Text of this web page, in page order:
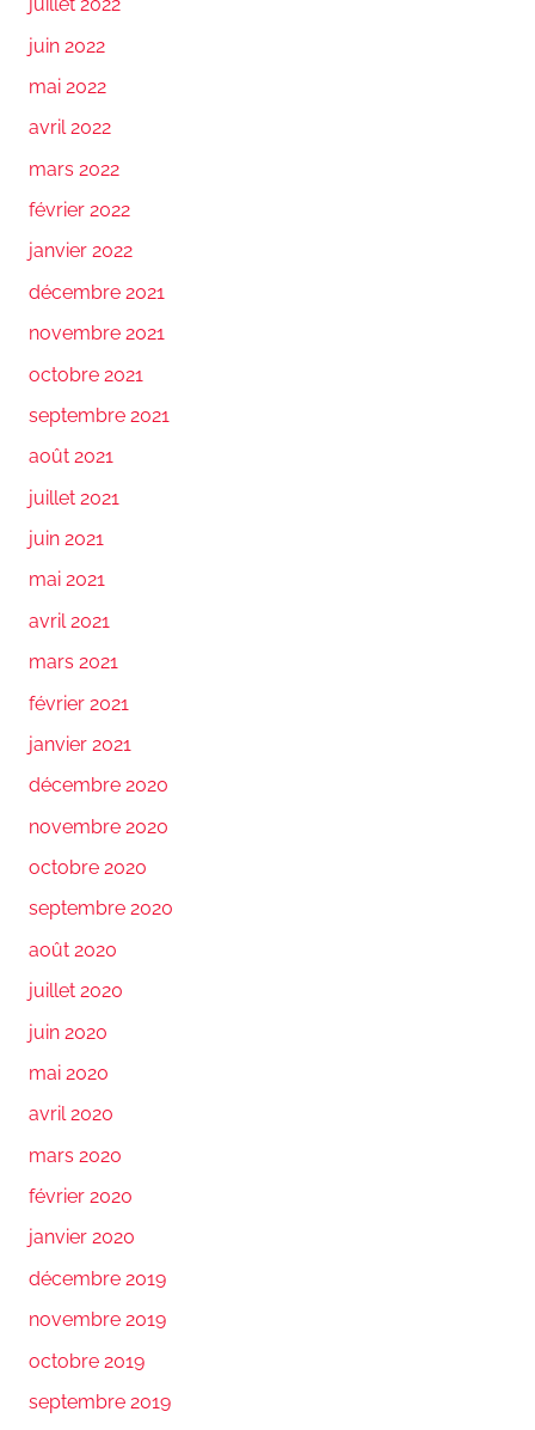
juin 2022
mai 2022
avril 2022
mars 2022
février 2022
janvier 2022
décembre 2021
novembre 2021
octobre 2021
septembre 2021
août 2021
juillet 2021
juin 2021
mai 2021
avril 2021
mars 2021
février 2021
janvier 2021
décembre 2020
novembre 2020
octobre 2020
septembre 2020
août 2020
juillet 2020
juin 2020
mai 2020
avril 2020
mars 2020
février 2020
janvier 2020
décembre 2019
novembre 2019
octobre 2019
septembre 2019